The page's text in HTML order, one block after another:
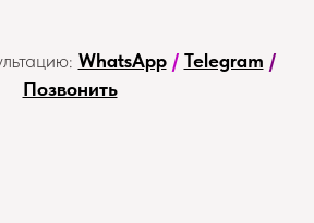
WhatsApp / Telegram /
Позвонить